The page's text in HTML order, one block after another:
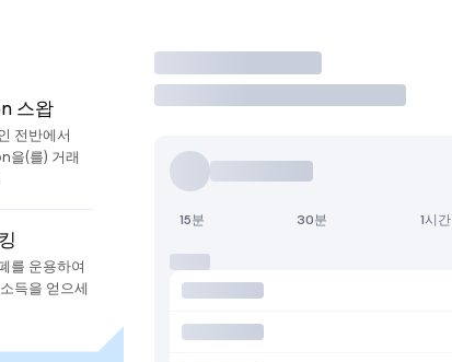
스왑
전반에서
을(를) 거래
를 운용하여
득을 얻으세
거래
15분 30분 1시간